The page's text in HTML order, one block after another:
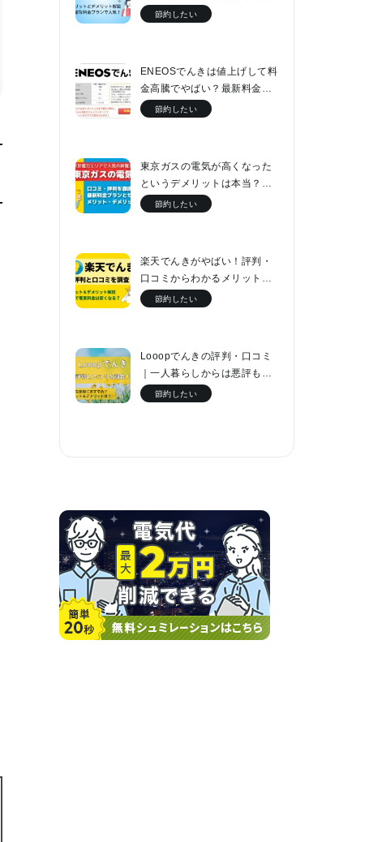
上げした？他社と料金比較！
節約したい
ENEOSでんきは値上げして料
金高騰でやばい？最新料金表
と口コミをチェック
節約したい
東京ガスの電気が高くなった
というデメリットは本当？最
新料金プランとセット割につ
節約したい
楽天でんきがやばい！評判・
口コミからわかるメリット・
デメリットと最新料金プラン
節約したい
Looopでんきの評判・口コミ
｜一人暮らしからは悪評もフ
ァミリーなら電気代が2万円安
節約したい